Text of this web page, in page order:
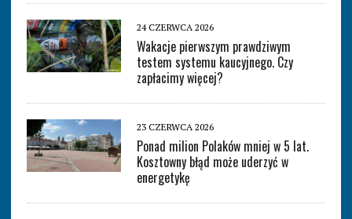
24 CZERWCA 2026
Wakacje pierwszym prawdziwym
testem systemu kaucyjnego. Czy
zapłacimy więcej?
23 CZERWCA 2026
Ponad milion Polaków mniej w 5 lat.
Kosztowny błąd może uderzyć w
energetykę